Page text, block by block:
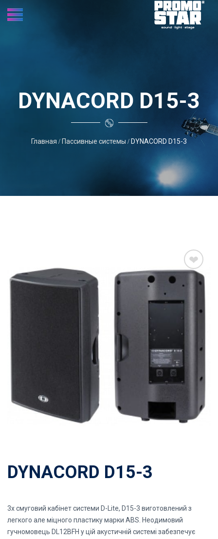
DYNACORD D15-3
Главная Пассивные системы DYNACORD D15-3
DYNACORD D15-3
3х смуговий кабінет системи D-Lite, D15-3 виготовлений з
легкого але міцного пластику марки ABS. Неодимовий
гучномовець DL12BFH у цій акустичній системі забезпечує